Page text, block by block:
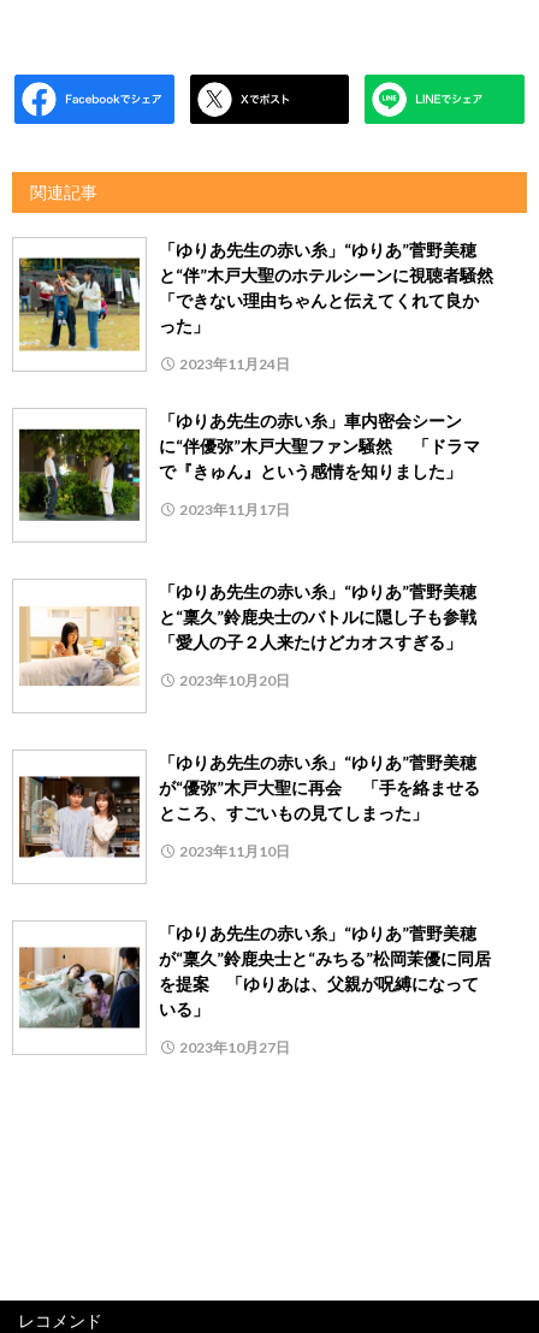
関連記事
「ゆりあ先生の赤い糸」“ゆりあ”菅野美穂
と“伴”木戸大聖のホテルシーンに視聴者騒然
「できない理由ちゃんと伝えてくれて良か
った」
2023年11月24日
「ゆりあ先生の赤い糸」車内密会シーン
に“伴優弥”木戸大聖ファン騒然 「ドラマ
で『きゅん』という感情を知りました」
2023年11月17日
「ゆりあ先生の赤い糸」“ゆりあ”菅野美穂
と“稟久”鈴鹿央士のバトルに隠し子も参戦
「愛人の子２人来たけどカオスすぎる」
2023年10月20日
「ゆりあ先生の赤い糸」“ゆりあ”菅野美穂
が“優弥”木戸大聖に再会 「手を絡ませる
ところ、すごいもの見てしまった」
2023年11月10日
「ゆりあ先生の赤い糸」“ゆりあ”菅野美穂
が“稟久”鈴鹿央士と“みちる”松岡茉優に同居
を提案 「ゆりあは、父親が呪縛になって
いる」
2023年10月27日
レコメンド